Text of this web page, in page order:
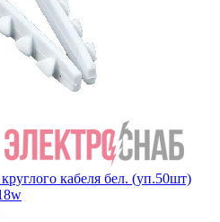
кабеля бел. (уп.50шт)